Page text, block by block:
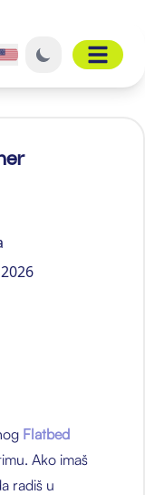
Open
Flatbed
Ako imaš
radiš u